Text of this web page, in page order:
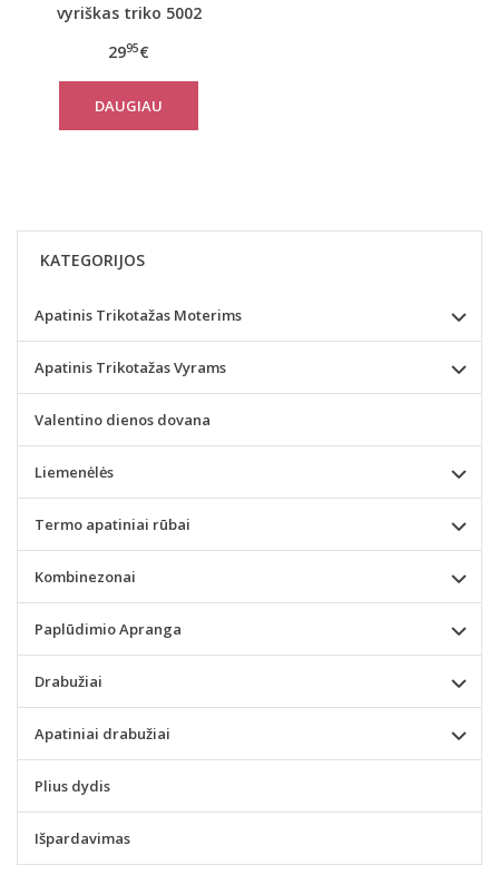
vyriškas triko 5002
2995€
DAUGIAU
KATEGORIJOS
Apatinis Trikotažas Moterims
Apatinis Trikotažas Vyrams
Valentino dienos dovana
Liemenėlės
Termo apatiniai rūbai
Kombinezonai
Paplūdimio Apranga
Drabužiai
Apatiniai drabužiai
Plius dydis
Išpardavimas